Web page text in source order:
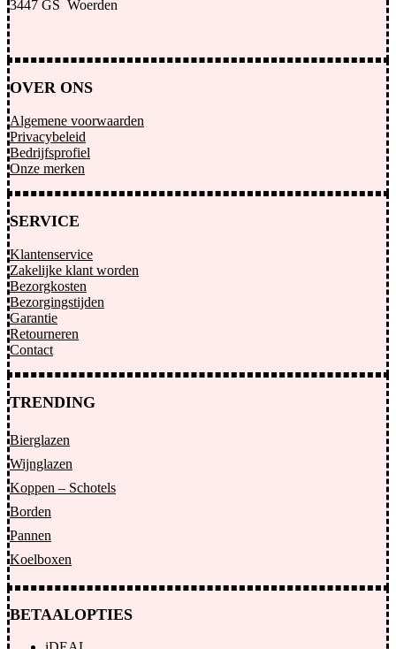
3447 GS Woerden
OVER ONS
Algemene voorwaarden
Privacybeleid
Bedrijfsprofiel
Onze merken
SERVICE
Klantenservice
Zakelijke klant worden
Bezorgkosten
Bezorgingstijden
Garantie
Retourneren
Contact
TRENDING
Bierglazen
Wijnglazen
Koppen – Schotels
Borden
Pannen
Koelboxen
BETAALOPTIES